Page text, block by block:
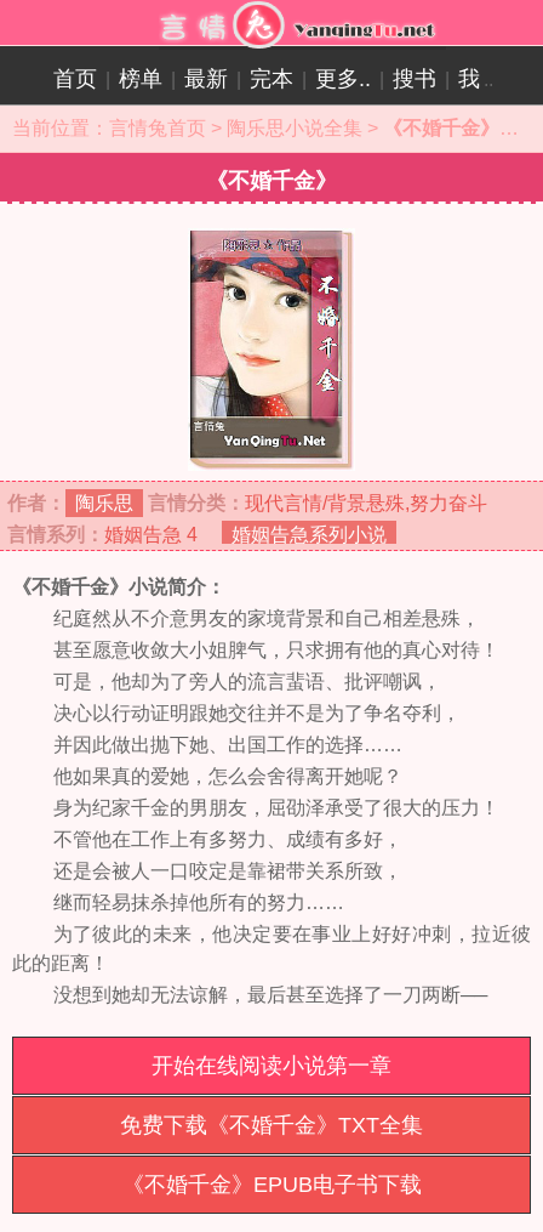
首页 榜单 最新 完本 更多.. 搜书 我 ..
当前位置： 言情兔首页 > 陶乐思小说全集 > 《不婚千金》小说目录
《不婚千金》
作者： 陶乐思 言情分类： 现代言情/背景悬殊,努力奋斗
言情系列： 婚姻告急 4 婚姻告急系列小说
《不婚千金》小说简介：
纪庭然从不介意男友的家境背景和自己相差悬殊，
甚至愿意收敛大小姐脾气，只求拥有他的真心对待！
可是，他却为了旁人的流言蜚语、批评嘲讽，
决心以行动证明跟她交往并不是为了争名夺利，
并因此做出抛下她、出国工作的选择……
他如果真的爱她，怎么会舍得离开她呢？
身为纪家千金的男朋友，屈劭泽承受了很大的压力！
不管他在工作上有多努力、成绩有多好，
还是会被人一口咬定是靠裙带关系所致，
继而轻易抹杀掉他所有的努力……
为了彼此的未来，他决定要在事业上好好冲刺，拉近彼
此的距离！
没想到她却无法谅解，最后甚至选择了一刀两断──
开始在线阅读小说第一章
免费下载《不婚千金》TXT全集
《不婚千金》EPUB电子书下载